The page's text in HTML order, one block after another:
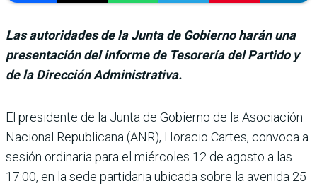
Las autoridades de la Junta de Gobierno harán una
presentación del informe de Tesorería del Partido y
de la Dirección Administrativa.
El presidente de la Junta de Gobierno de la Asocia­ción
Nacional Republicana (ANR), Horacio Cartes, con­voca a
sesión ordinaria para el miércoles 12 de agosto a las
17:00, en la sede partida­ria ubicada sobre la avenida 25